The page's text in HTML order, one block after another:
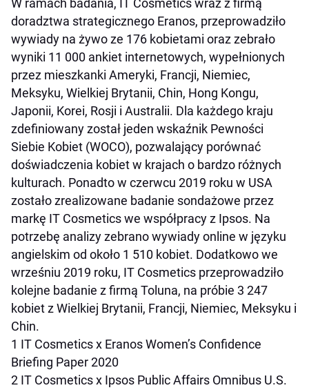
W ramach badania, IT Cosmetics wraz z firmą
doradztwa strategicznego Eranos, przeprowadziło
wywiady na żywo ze 176 kobietami oraz zebrało
wyniki 11 000 ankiet internetowych, wypełnionych
przez mieszkanki Ameryki, Francji, Niemiec,
Meksyku, Wielkiej Brytanii, Chin, Hong Kongu,
Japonii, Korei, Rosji i Australii. Dla każdego kraju
zdefiniowany został jeden wskaźnik Pewności
Siebie Kobiet (WOCO), pozwalający porównać
doświadczenia kobiet w krajach o bardzo różnych
kulturach. Ponadto w czerwcu 2019 roku w USA
zostało zrealizowane badanie sondażowe przez
markę IT Cosmetics we współpracy z Ipsos. Na
potrzebę analizy zebrano wywiady online w języku
angielskim od około 1 510 kobiet. Dodatkowo we
wrześniu 2019 roku, IT Cosmetics przeprowadziło
kolejne badanie z firmą Toluna, na próbie 3 247
kobiet z Wielkiej Brytanii, Francji, Niemiec, Meksyku i
Chin.
1 IT Cosmetics x Eranos Women’s Confidence
Briefing Paper 2020
2 IT Cosmetics x Ipsos Public Affairs Omnibus U.S.